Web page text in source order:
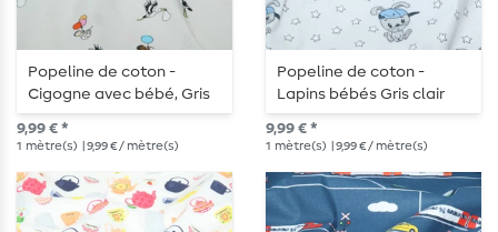
Popeline de coton -
Cigogne avec bébé, Gris
clair
9,99 € *
1 mètre(s) | 9,99 € / mètre(s)
Popeline de coton -
Lapins bébés Gris clair
9,99 € *
1 mètre(s) | 9,99 € / mètre(s)